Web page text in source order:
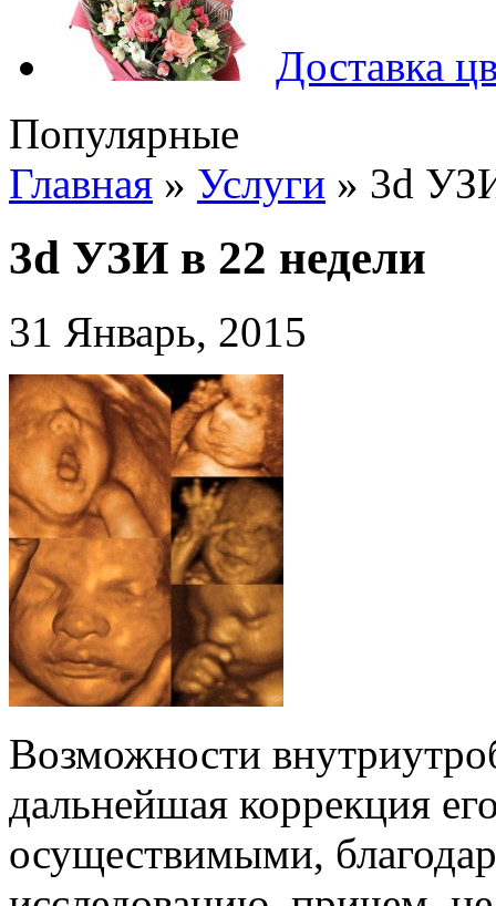
Доставка
Популярные
Главная » Услуги » 3d
3d УЗИ в 22 недели
31 Январь, 2015
Возможности
дальнейшая коррекция
осуществимыми,